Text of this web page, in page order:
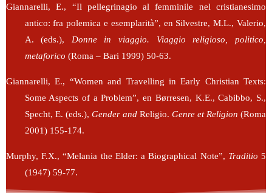
Giannarelli, E., “Il pellegrinagio al femminile nel cristianesimo
antico: fra polemica e esemplarità”, en Silvestre, M.L., Valerio,
A. (eds.), Donne in viaggio. Viaggio religioso, politico,
metaforico (Roma – Bari 1999) 50-63.
Giannarelli, E., “Women and Travelling in Early Christian Texts:
Some Aspects of a Problem”, en Børresen, K.E., Cabibbo, S.,
Specht, E. (eds.), Gender and Religio. Genre et Religion (Roma
2001) 155-174.
Murphy, F.X., “Melania the Elder: a Biographical Note”, Traditio 5
(1947) 59-77.